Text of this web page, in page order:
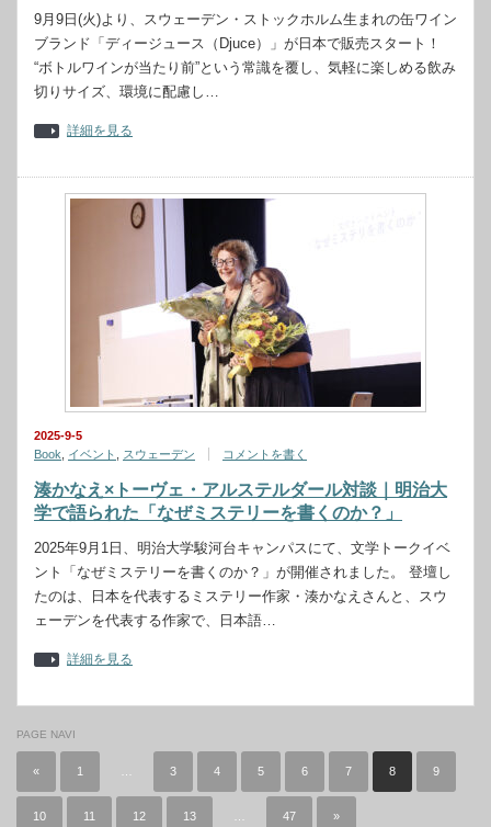
9月9日(火)より、スウェーデン・ストックホルム生まれの缶ワイン
ブランド「ディージュース（Djuce）」が日本で販売スタート！
“ボトルワインが当たり前”という常識を覆し、気軽に楽しめる飲み
切りサイズ、環境に配慮し…
詳細を見る
2025-9-5
Book
イベント スウェーデン コメントを書く
湊かなえ×トーヴェ・アルステルダール対談｜明治大
学で語られた「なぜミステリーを書くのか？」
2025年9月1日、明治大学駿河台キャンパスにて、文学トークイベ
ント「なぜミステリーを書くのか？」が開催されました。 登壇し
たのは、日本を代表するミステリー作家・湊かなえさんと、スウ
ェーデンを代表する作家で、日本語…
詳細を見る
PAGE NAVI
« 1 3 4 5 6 7 8 9
10 11 12 13 47 »